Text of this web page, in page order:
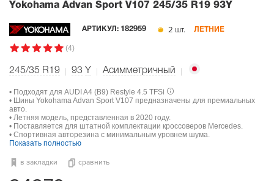
Yokohama Advan Sport V107 245/35 R19 93Y
АРТИКУЛ: 182959 2 шт. ЛЕТНИЕ
(4)
245/35 R19 93 Y Асимметричный
• Подходят для AUDI A4 (B9) Restyle 4.5 TFSi
• Шины Yokohama Advan Sport V107 предназначены для премиальных
авто.
• Летняя модель, представленная в 2020 году.
• Поставляется для штатной комплектации кроссоверов Mercedes.
• Спортивная авторезина с минимальным уровнем шума.
Показать полностью
в закладки сравнить